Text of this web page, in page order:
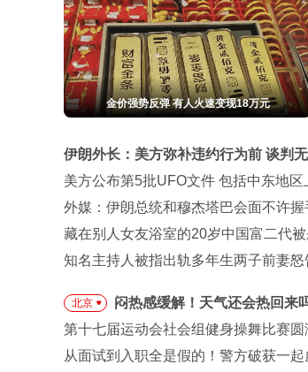
杨幂居家风悠闲惬意 穿睡衣舒适感拉满
伊朗外长：美方弥补违约行为前 谈判
美方公布第5批UFO文件 包括中东地
外媒：伊朗总统和穆杰塔巴会面不许握
藏在别人女友浴室的20岁中国富二代
知名主持人被指出轨多年生两子前妻怒
北京
闷热感缓解！天气还会热回来
第十七届运动会社会组健身操舞比赛圆
从面试到入职全是假的！警方破获一